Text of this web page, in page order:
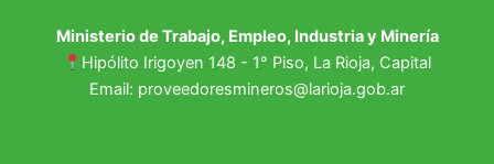
Ministerio de Trabajo, Empleo, Industria y Minería
Hipólito Irigoyen 148 - 1° Piso, La Rioja, Capital
Email: proveedoresmineros@larioja.gob.ar